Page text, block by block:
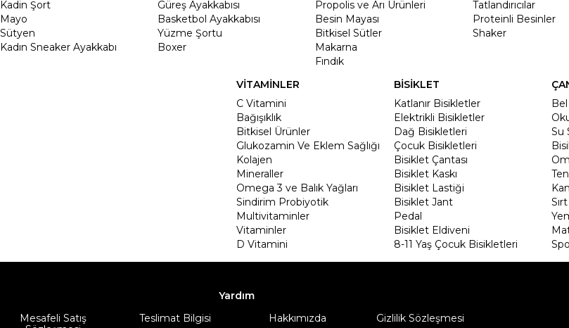
Kadin Şort
Mayo
Sütyen
Kadın Sneaker Ayakkabı
Güreş Ayakkabısı
Basketbol Ayakkabısı
Yüzme Şortu
Boxer
Propolis ve Arı Ürünleri
Besin Mayası
Bitkisel Sütler
Makarna
Fındık
Tatlandırıcılar
Proteinli Besinler
Shaker
VİTAMİNLER
C Vitamini
Bağışıklık
Bitkisel Ürünler
Glukozamin Ve Eklem Sağlığı
Kolajen
Mineraller
Omega 3 ve Balık Yağları
Sindirim Probiyotik
Multivitaminler
Vitaminler
D Vitamini
BİSİKLET
Katlanır Bisikletler
Elektrikli Bisikletler
Dağ Bisikletleri
Çocuk Bisikletleri
Bisiklet Çantası
Bisiklet Kaskı
Bisiklet Lastiği
Bisiklet Jant
Pedal
Bisiklet Eldiveni
8-11 Yaş Çocuk Bisikletleri
Bel
Su
Yardım
Mesafeli Satış
Teslimat Bilgisi Hakkımızda Gizlilik Sözleşmesi